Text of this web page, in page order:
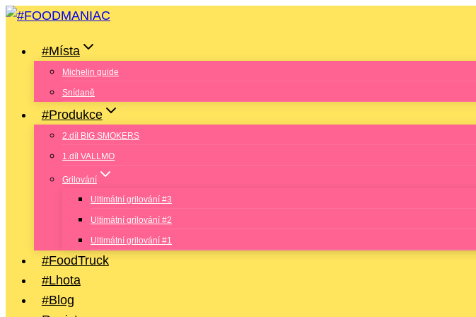
Přeskočit
obsah
#Místa
Michelin guide
Snídaně
#Produkce
2.díl BIG SMOKERS
1.díl VALLMO
Grilování
Ultimátní grilování #3
Ultimátní grilování #2
Ultimátní grilování #1
#FoodTruck
#Lhota
#Blog